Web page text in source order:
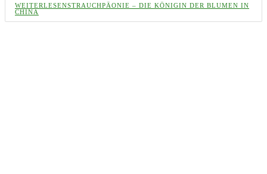
WEITERLESENSTRAUCHPÄONIE – DIE KÖNIGIN DER BLUMEN IN
CHINA